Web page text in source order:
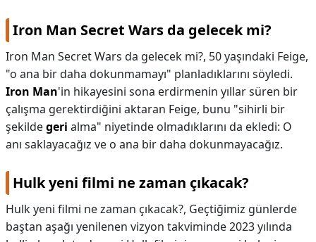
Iron Man Secret Wars da gelecek mi?
Iron Man Secret Wars da gelecek mi?, 50 yaşındaki Feige,
"o ana bir daha dokunmamayı" planladıklarını söyledi.
Iron Man'in hikayesini sona erdirmenin yıllar süren bir
çalışma gerektirdiğini aktaran Feige, bunu "sihirli bir
şekildegeri alma" niyetinde olmadıklarını da ekledi: O
anı saklayacağız ve o ana bir daha dokunmayacağız.
Hulk yeni filmi ne zaman çıkacak?
Hulk yeni filmi ne zaman çıkacak?, Geçtiğimiz günlerde
baştan aşağı yenilenen vizyon takviminde 2023 yılında